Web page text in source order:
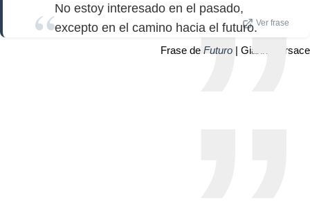
No estoy interesado en el pasado,
excepto en el camino hacia el futuro.Ver frase
Frase de Futuro | Gianni Versace